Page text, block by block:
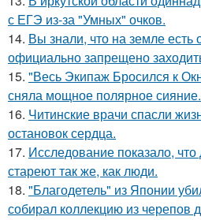
с ЕГЭ из-за "Умных" очков.
14. Вы знали, что на земле есть
официально запрещено
15. "Весь Экипаж Бросился к
сняла мощное полярное сияние.
16. Читинские врачи спасли
остановок сердца.
17. Исследование показало,
стареют так же, как люди.
18. "Благодетель" из Японии
собирал коллекцию из черепов